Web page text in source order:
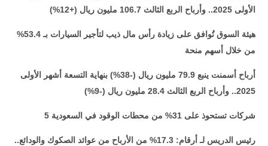
الأولى 2025.. وأرباح الربع الثالث 106.7 مليون ريال (+12%)
هيئة السوق تُوافق على زيادة رأس مال ذيب لتأجير السيارات بـ 53.4%
من خلال أسهم منحة
أرباح أسمنت ينبع 79.9 مليون ريال (-38%) بنهاية التسعة أشهر الأولى
2025.. وأرباح الربع الثالث 28.4 مليون ريال (-9%)
5 شركات تستحوذ على 31% من محطات الوقود في السعودية
رئيس الدريس لـ أرقام: 17.3% من الأرباح من عوائد الصكوك والودائع..